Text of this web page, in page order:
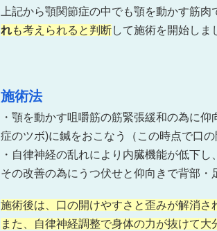
上記から顎関節症の中でも顎を動かす筋肉
れも考えられると判断して施術を開始しま
施術法
・顎を動かす咀嚼筋の筋緊張緩和の為に
症のツボ)に鍼をおこなう（この時点で口
・自律神経の乱れにより内臓機能が低下
その改善の為にうつ伏せと仰向きで背部・
施術後は、口の開けやすさと歪みが解消さ
また、自律神経調整で身体の力が抜けて大